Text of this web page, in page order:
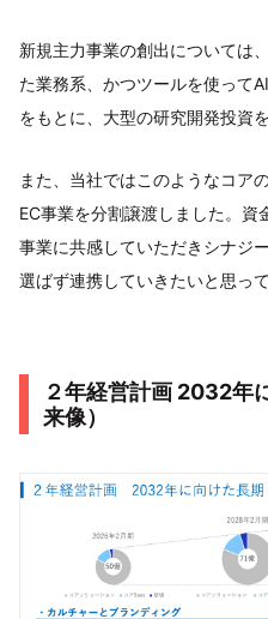
新規主力事業の創出については
た業務系、かつツールを使って
をもとに、大型の研究開発投資
また、当社ではこのようなコア
EC事業を分割譲渡しました。
事業に共感していただきシナジ
選ばず連携していきたいと思って
２年経営計画 2032年
来像）